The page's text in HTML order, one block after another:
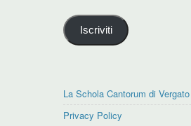
mail
Iscriviti
La Schola Cantorum di Vergato
Privacy Policy